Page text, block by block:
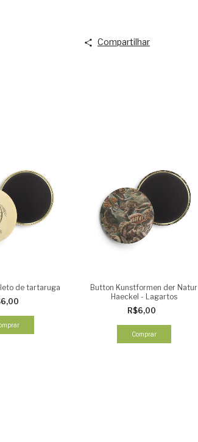
Compartilhar
de tartaruga
Button Kunstformen der Natur
Haeckel - Lagartos
R$6,00
Comprar